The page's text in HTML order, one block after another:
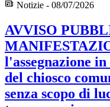
Notizie - 08/07/2026
AVVISO
l'assegnazione
del chiosco
senza scopo di